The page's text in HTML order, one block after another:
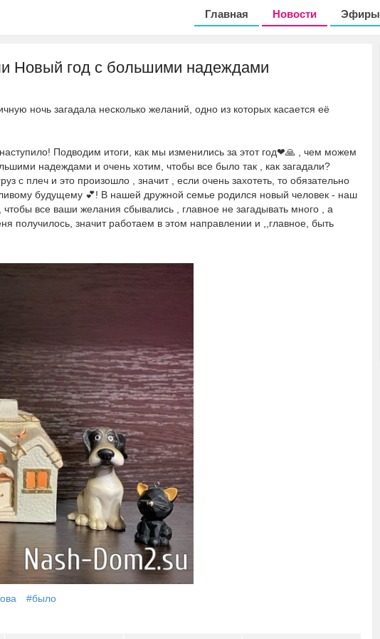
Главная Новости Эфиры
Новый год с большими надеждами
ночь загадала несколько желаний, одно из которых касается её
Подводим итоги, как мы изменились за этот год❤🙏 , чем можем
надеждами и очень хотим, чтобы все было так , как загадали?
с плеч и это произошло , значит , если очень захотеть, то обязательно
будущему 💕! В нашей дружной семье родился новый человек - наш
все ваши желания сбывались , главное не загадывать много , а
получилось, значит работаем в этом направлении и ,,главное, быть
#было